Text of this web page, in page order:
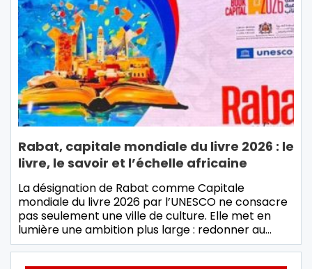
Rabat, capitale mondiale du livre 2026 : le
livre, le savoir et l’échelle africaine
La désignation de Rabat comme Capitale
mondiale du livre 2026 par l’UNESCO ne consacre
pas seulement une ville de culture. Elle met en
lumière une ambition plus large : redonner au…